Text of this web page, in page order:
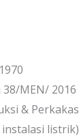
MEN/ 2016
& Perkakas
listrik)